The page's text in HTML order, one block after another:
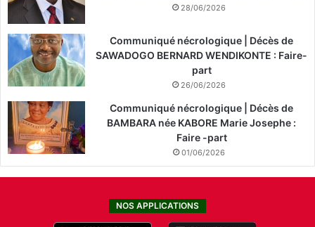
28/06/2026
Communiqué nécrologique | Décès de
SAWADOGO BERNARD WENDIKONTE : Faire-
part
26/06/2026
Communiqué nécrologique | Décès de
BAMBARA née KABORE Marie Josephe :
Faire -part
01/06/2026
NOS APPLICATIONS